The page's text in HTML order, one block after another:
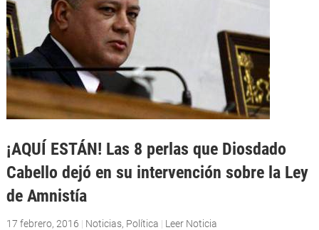
¡AQUÍ ESTÁN! Las 8 perlas que Diosdado
Cabello dejó en su intervención sobre la Ley
de Amnistía
17 febrero, 2016 | Noticias, Política | Leer Noticia